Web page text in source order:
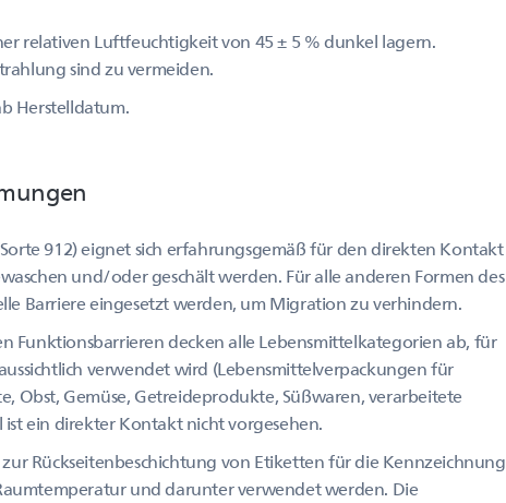
relativen Luftfeuchtigkeit von 45 ± 5 % dunkel lagern.
sind zu vermeiden.
Herstelldatum.
912) eignet sich erfahrungsgemäß für den direkten Kontakt
und/oder geschält werden. Für alle anderen Formen des
Barriere eingesetzt werden, um Migration zu verhindern.
Funktionsbarrieren decken alle Lebensmittelkategorien ab, für
verwendet wird (Lebensmittelverpackungen für
Obst, Gemüse, Getreideprodukte, Süßwaren, verarbeitete
ein direkter Kontakt nicht vorgesehen.
Rückseitenbeschichtung von Etiketten für die Kennzeichnung
und darunter verwendet werden. Die